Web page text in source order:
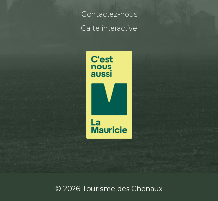
Contactez-nous
Carte interactive
© 2026 Tourisme des Chenaux